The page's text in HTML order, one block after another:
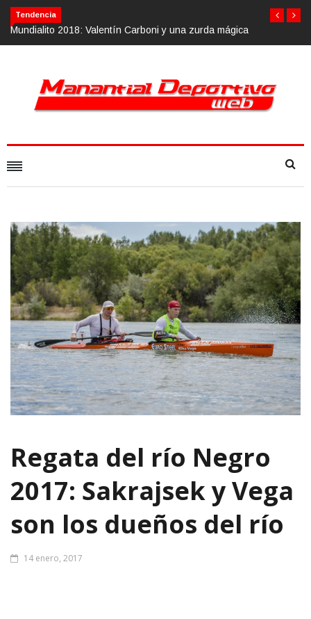
Tendencia
y una zurda mágicaCalvario Race 2018, 10 de noviembre
Regata del río Negro
2017: Sakrajsek y Vega
son los dueños del río
14 enero, 2017